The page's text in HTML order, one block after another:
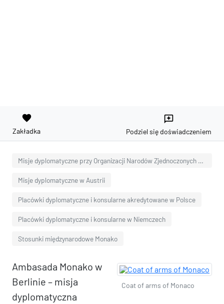
favorite
Zakładka
reviews
Podziel się doświadczeniem
Misje dyplomatyczne przy Organizacji Narodów Zjednoczonych w Wiedniu
Misje dyplomatyczne w Austrii
Placówki dyplomatyczne i konsularne akredytowane w Polsce
Placówki dyplomatyczne i konsularne w Niemczech
Stosunki międzynarodowe Monako
Coat of arms of Monaco
Ambasada Monako w
Berlinie – misja
dyplomatyczna